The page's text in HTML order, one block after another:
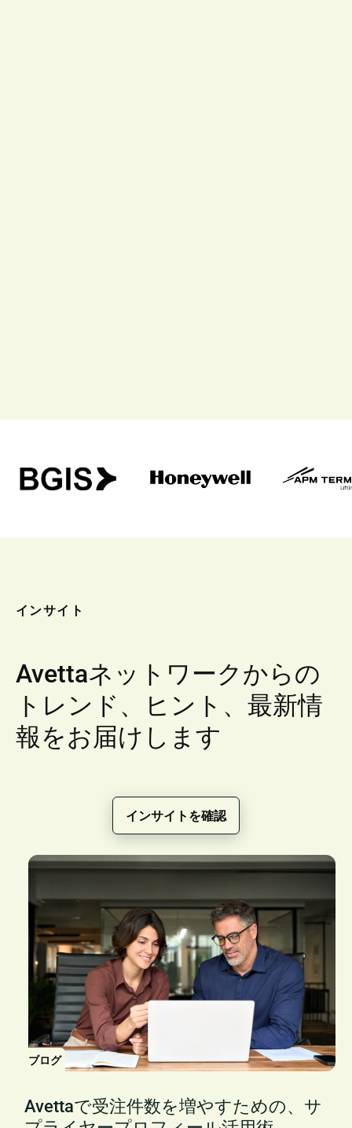
インサイト
Avettaネットワークからの
トレンド、ヒント、最新情
報をお届けします
インサイトを確認
ブログ
Avettaで受注件数を増やすための、サ